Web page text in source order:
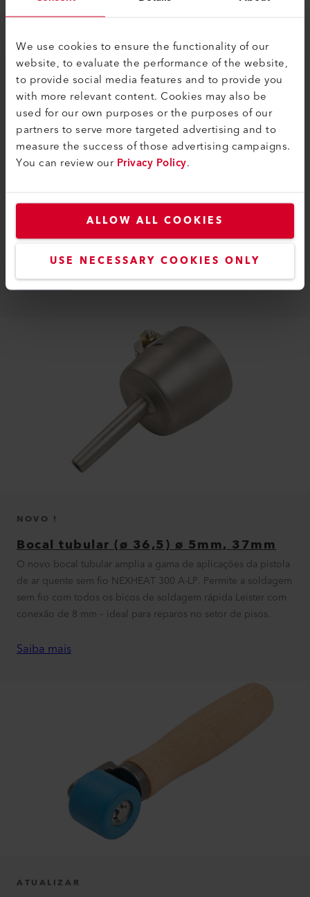
We use cookies to ensure the functionality of our
website, to evaluate the performance of the website,
to provide social media features and to provide you
with more relevant content. Cookies may also be
used for our own purposes or the purposes of our
partners to serve more targeted advertising and to
measure the success of those advertising campaigns.
You can review ourPrivacy Policy.
ALLOW ALL COOKIES
USE NECESSARY COOKIES ONLY
Rolo de pressão dupla de 28 mm, PTFE
Rolo de PTFE 2 em 1: uma ferramenta, duas funções, com
Saiba mais
NOVO !
Bocal tubular (ø 36,5) ø 5mm, 37mm
O novo bocal tubular amplia a gama de aplicações da pistola
de ar quente sem fio NEXHEAT 300 A-LP. Permite a soldagem
sem fio com todos os bicos de soldagem rápida Leister com
conexão de 8 mm – ideal para reparos no setor de pisos.
Saiba mais
ATUALIZAR